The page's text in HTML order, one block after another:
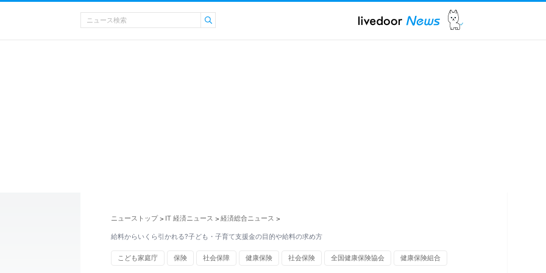
ニューストップ > IT 経済ニュース > 経済総合ニュース >
給料からいくら引かれる?子ども・子育て支援金の目的や給料の求め方
こども家庭庁 保険 社会保障 健康保険 社会保険 全国健康保険協会 健康保険組合